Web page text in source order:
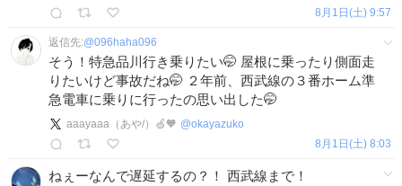
8月1日(土) 9:57
返信先:@096haha096
そう！特急品川行き乗りたい🤭 屋根に乗ったり側面走
りたいけど事故だね🤭 ２年前、西武線の３番ホーム準
急電車に乗りに行ったの思い出した🤭
aaayaaa（あや/）🍏🧡 @okayazuko
8月1日(土) 8:03
ねぇーなんで遅延するの？！ 西武線まで！